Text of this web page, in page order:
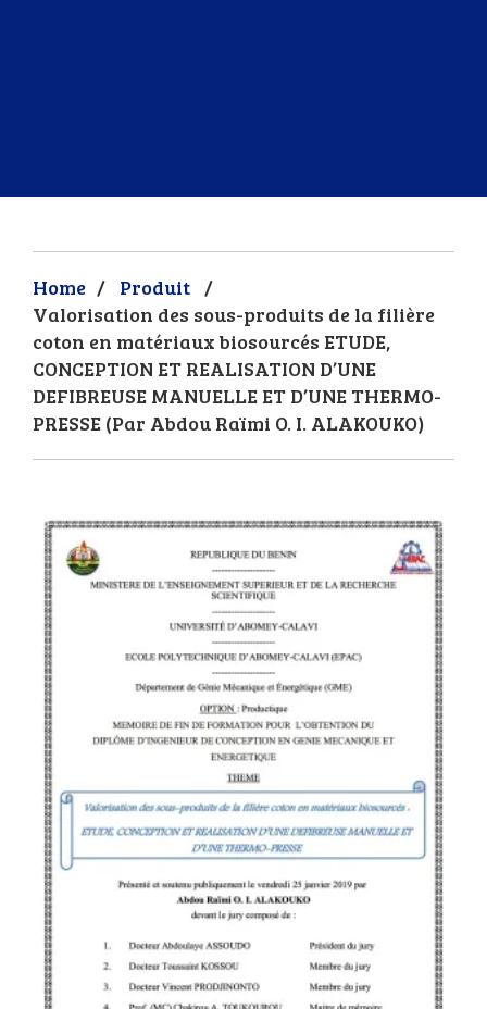
Home / Produit /
Valorisation des sous-produits de la filière
coton en matériaux biosourcés ETUDE,
CONCEPTION ET REALISATION D’UNE
DEFIBREUSE MANUELLE ET D’UNE THERMO-
PRESSE (Par Abdou Raïmi O. I. ALAKOUKO)